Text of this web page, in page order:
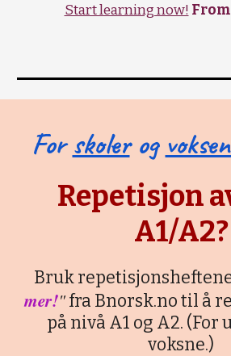
Start learning now!
Forskolerog
Repetisjon
A1/A2?
Bruk
mer!"fra Bnorsk.no til å
på nivå A1 og A2. (For
voksne.)